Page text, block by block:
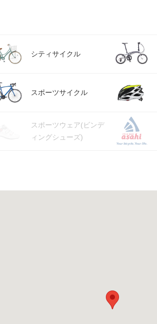
シティサイクル
スポーツサイクル
スポーツウェア(ビンデ
ィングシューズ)